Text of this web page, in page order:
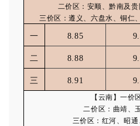
二价区：安顺、黔南及贵
三价区：遵义、六盘水、铜仁
一 8.85
二 8.88
三 8.91
【云南】一价
二价区：曲靖、
三价区：红河、昭通